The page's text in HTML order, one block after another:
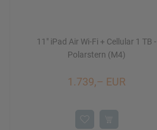
11" iPad Air Wi-Fi + Cellular 1 TB -
Polarstern (M4)
1.739,– EUR